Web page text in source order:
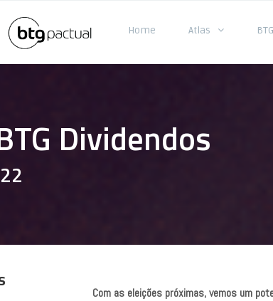
Home Atlas
Dividendos
Com as eleições próximas, vemos um